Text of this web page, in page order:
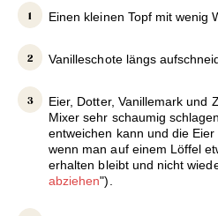
Einen kleinen Topf mit wenig
Vanilleschote längs
Eier, Dotter, Vanillemark und
Mixer sehr schaumig
entweichen kann und die
wenn man auf einem Löffel
erhalten bleibt und nicht
abziehen").